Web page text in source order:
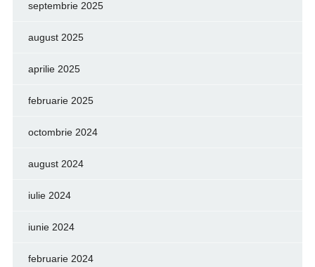
septembrie 2025
august 2025
aprilie 2025
februarie 2025
octombrie 2024
august 2024
iulie 2024
iunie 2024
februarie 2024